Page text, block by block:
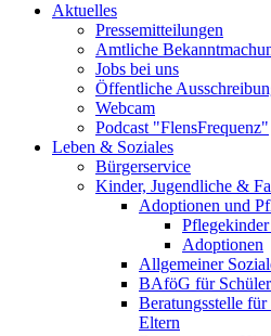
Aktuelles
Pressemitteilungen
Amtliche
Jobs bei uns
Öffentliche
Webcam
Podcast "FlensFrequenz"
Leben & Soziales
Bürgerservice
Kinder, Jugendliche &
Adoptionen und
Adoptionen
Allgemeiner
BAföG für
Beratungsstelle
Eltern